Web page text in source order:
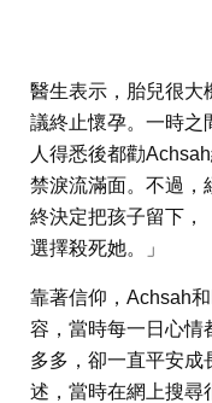
醫生表示，胎兒很大
議終止懷孕。一時之
人得悉後都勸
禁淚流滿面。不過，
終決定把孩子留下，
選擇殺死她。」
靠著信仰，Achsah
容，當時每一日心情
多多，卻一直平安成
述，當時在網上搜尋